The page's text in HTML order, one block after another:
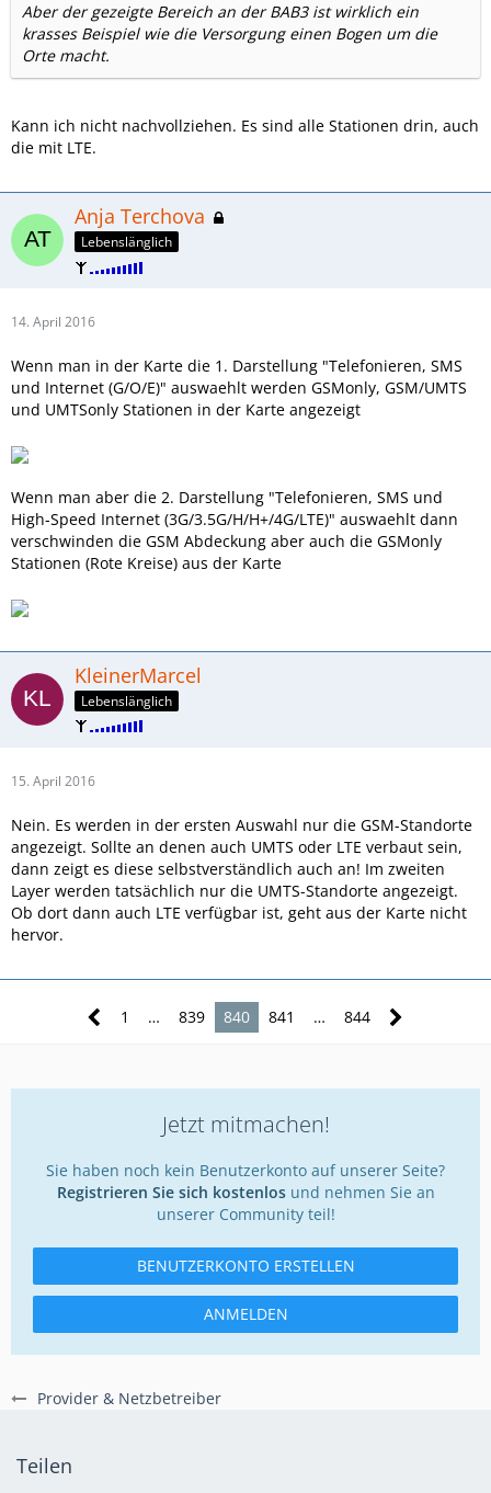
Provider & Netzbetreiber
Aber der gezeigte Bereich an der BAB3 ist wirklich ein
krasses Beispiel wie die Versorgung einen Bogen um die
Orte macht.
Kann ich nicht nachvollziehen. Es sind alle Stationen drin, auch
die mit LTE.
Anja Terchova
Lebenslänglich
14. April 2016
Wenn man in der Karte die 1. Darstellung "Telefonieren, SMS
und Internet (G/O/E)" auswaehlt werden GSMonly, GSM/UMTS
und UMTSonly Stationen in der Karte angezeigt
Wenn man aber die 2. Darstellung "Telefonieren, SMS und
High-Speed Internet (3G/3.5G/H/H+/4G/LTE)" auswaehlt dann
verschwinden die GSM Abdeckung aber auch die GSMonly
Stationen (Rote Kreise) aus der Karte
KleinerMarcel
Lebenslänglich
15. April 2016
Nein. Es werden in der ersten Auswahl nur die GSM-Standorte
angezeigt. Sollte an denen auch UMTS oder LTE verbaut sein,
dann zeigt es diese selbstverständlich auch an! Im zweiten
Layer werden tatsächlich nur die UMTS-Standorte angezeigt.
Ob dort dann auch LTE verfügbar ist, geht aus der Karte nicht
hervor.
1 … 839 840 841 … 844
Jetzt mitmachen!
Sie haben noch kein Benutzerkonto auf unserer Seite?
Registrieren Sie sich kostenlosund nehmen Sie an
unserer Community teil!
BENUTZERKONTO ERSTELLEN
ANMELDEN
Teilen